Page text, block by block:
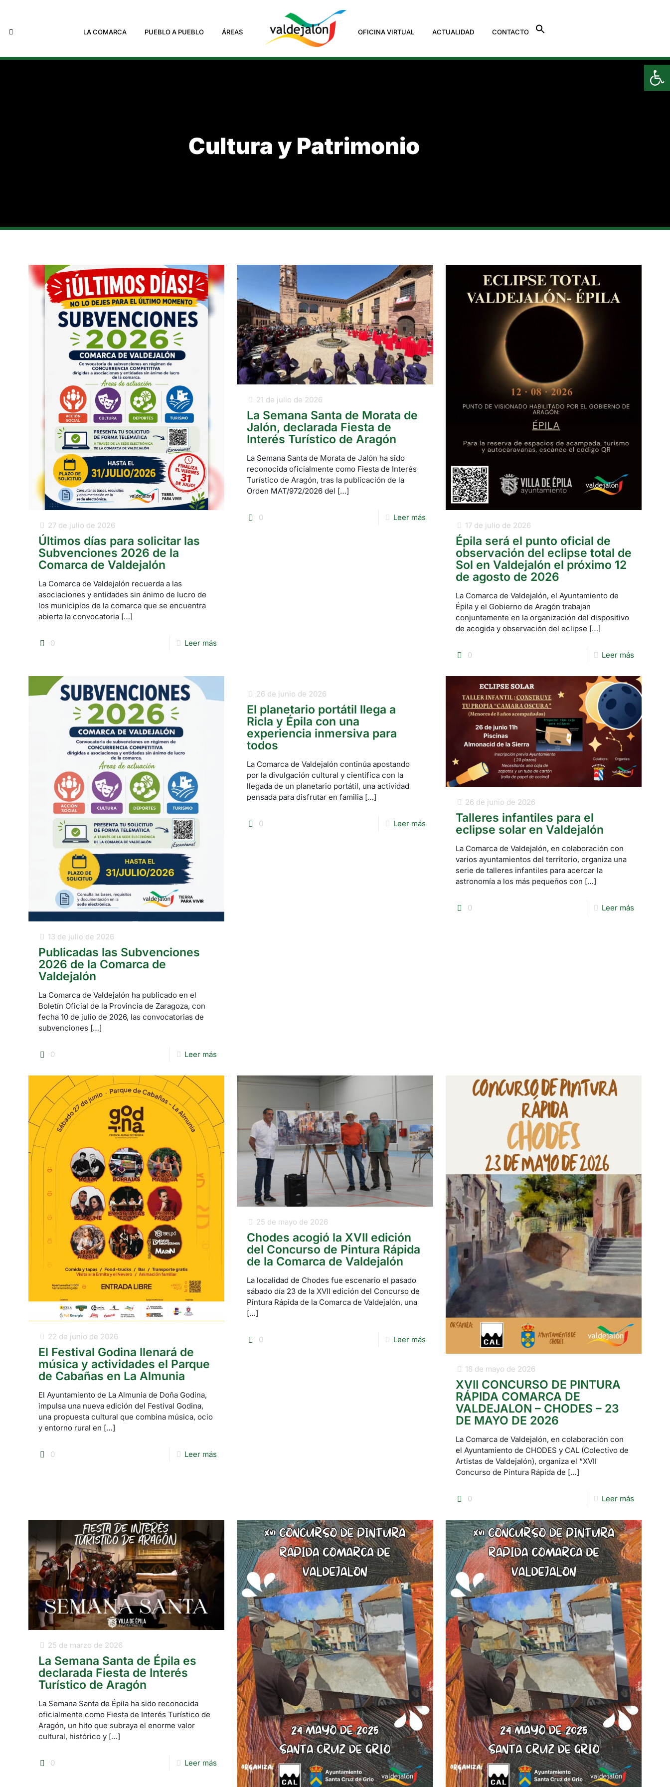
LA COMARCA PUEBLO A PUEBLO ÁREAS OFICINA VIRTUAL ACTUALIDAD CONTACTO
Cultura y Patrimonio
27 de julio de 2026
Últimos días para solicitar las
Subvenciones 2026 de la
Comarca de Valdejalón
La Comarca de Valdejalón recuerda a las
asociaciones y entidades sin ánimo de lucro de
los municipios de la comarca que se encuentra
abierta la convocatoria[…]
0 Leer más
21 de julio de 2026
La Semana Santa de Morata de
Jalón, declarada Fiesta de
Interés Turístico de Aragón
La Semana Santa de Morata de Jalón ha sido
reconocida oficialmente como Fiesta de Interés
Turístico de Aragón, tras la publicación de la
Orden MAT/972/2026 del […]
0
Leer más
17 de julio de 2026
Épila será el punto oficial de
observación del eclipse total de
Sol en Valdejalón el próximo 12
de agosto de 2026
La Comarca de Valdejalón, el Ayuntamiento de
Épila y el Gobierno de Aragón trabajan
conjuntamente en la organización del dispositivo
de acogida y observación del eclipse […]
0 Leer más
13 de julio de 2026
Publicadas las Subvenciones
2026 de la Comarca de
Valdejalón
La Comarca de Valdejalón ha publicado en el
Boletín Oficial de la Provincia de Zaragoza, con
fecha 10 de julio de 2026, las convocatorias de
subvenciones[…]
0 Leer más
26 de junio de 2026
El planetario portátil llega a
Ricla y Épila con una
experiencia inmersiva para
todos
La Comarca de Valdejalón continúa apostando
por la divulgación cultural y científica con la
llegada de un planetario portátil, una actividad
pensada para disfrutar en familia […]
0 Leer más
26 de junio de 2026
Talleres infantiles para el
eclipse solar en Valdejalón
La Comarca de Valdejalón, en colaboración con
varios ayuntamientos del territorio, organiza una
serie de talleres infantiles para acercar la
astronomía a los más pequeños con […]
0 Leer más
22 de junio de 2026
El Festival Godina llenará de
música y actividades el Parque
de Cabañas en La Almunia
El Ayuntamiento de La Almunia de Doña Godina,
impulsa una nueva edición del Festival Godina,
una propuesta cultural que combina música, ocio
y entorno rural en […]
0 Leer más
25 de mayo de 2026
Chodes acogió la XVII edición
del Concurso de Pintura Rápida
de la Comarca de Valdejalón
La localidad de Chodes fue escenario el pasado
sábado día 23 de la XVII edición del Concurso de
Pintura Rápida de la Comarca de Valdejalón, una
[…]
0 Leer más
18 de mayo de 2026
XVII CONCURSO DE PINTURA
RÁPIDA COMARCA DE
VALDEJALON – CHODES – 23
DE MAYO DE 2026
La Comarca de Valdejalón, en colaboración con
el Ayuntamiento de CHODES y CAL (Colectivo de
Artistas de Valdejalón), organiza el “XVII
Concurso de Pintura Rápida de […]
0 Leer más
25 de marzo de 2026
La Semana Santa de Épila es
declarada Fiesta de Interés
Turístico de Aragón
La Semana Santa de Épila ha sido reconocida
oficialmente como Fiesta de Interés Turístico de
Aragón, un hito que subraya el enorme valor
cultural, histórico y[…]
0 Leer más